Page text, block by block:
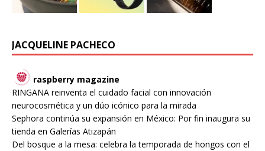
JACQUELINE PACHECO
raspberry magazine
RINGANA reinventa el cuidado facial con innovación
neurocosmética y un dúo icónico para la mirada
Sephora continúa su expansión en México: Por fin inaugura su
tienda en Galerías Atizapán
Del bosque a la mesa: celebra la temporada de hongos con el